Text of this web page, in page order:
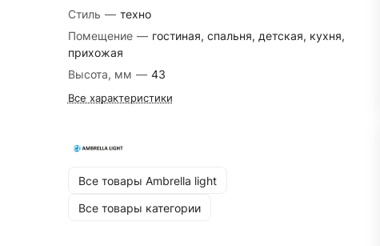
Стиль — техно
Помещение — гостиная, спальня, детская, кухня,
прихожая
Высота, мм — 43
Все характеристики
Все товары Ambrella light
Все товары категории